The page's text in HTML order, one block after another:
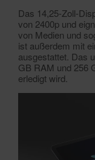
Das 14,25-Zoll-
von 2400p und
von Medien und
ist außerdem mit
ausgestattet. Das
GB RAM und 256
erledigt wird.